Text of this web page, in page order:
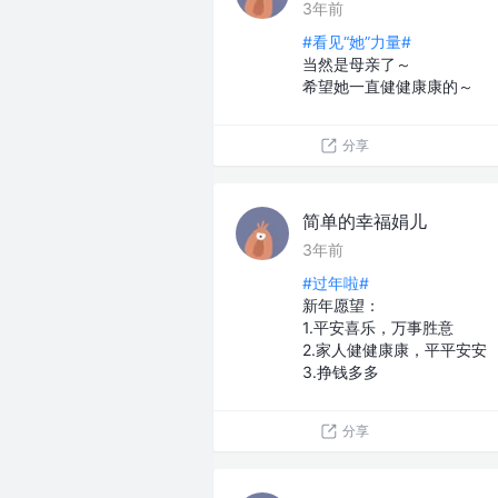
3年前
#看见“她”力量#
当然是母亲了～
希望她一直健健康康的～
分享
简单的幸福娟儿
3年前
#过年啦#
新年愿望：
1.平安喜乐，万事胜意
2.家人健健康康，平平安安
3.挣钱多多
分享